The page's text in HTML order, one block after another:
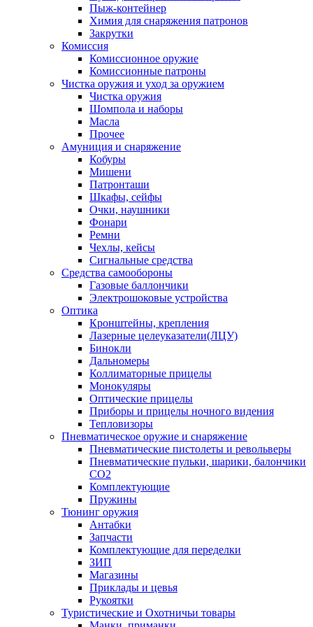
Пыж-контейнер
Химия для снаряжения патронов
Закрутки
Комиссия
Комиссионное оружие
Комиссионные патроны
Чистка оружия и уход за оружием
Чистка оружия
Шомпола и наборы
Масла
Прочее
Амуниция и снаряжение
Кобуры
Мишени
Патронташи
Шкафы, сейфы
Очки, наушники
Фонари
Ремни
Чехлы, кейсы
Сигнальные средства
Средства самообороны
Газовые баллончики
Электрошоковые устройства
Оптика
Кронштейны, крепления
Лазерные целеуказатели(ЛЦУ)
Бинокли
Дальномеры
Коллиматорные прицелы
Монокуляры
Оптические прицелы
Приборы и прицелы ночного видения
Тепловизоры
Пневматическое оружие и снаряжение
Пневматические пистолеты и револьверы
Пневматические пульки, шарики, балончики
CO2
Комплектующие
Пружины
Тюнинг оружия
Антабки
Запчасти
Комплектующие для переделки
ЗИП
Магазины
Приклады и цевья
Рукоятки
Туристические и Охотничьи товары